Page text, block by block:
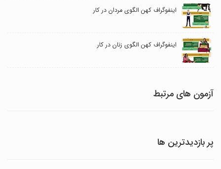
اینفوگراف کهن الگوی مردان در کار
اینفوگراف کهن الگوی زنان در کار
آزمون های مرتبط
پر بازدیدترین ها